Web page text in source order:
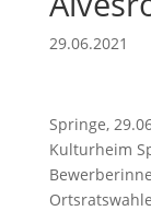
29.06.2021
Springe,
Kulturheim